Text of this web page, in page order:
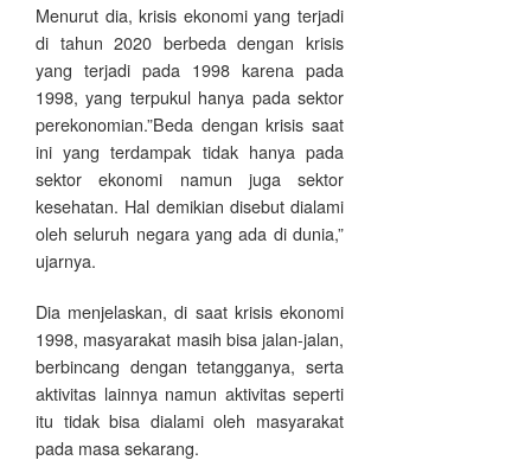
Menurut dia, krisis ekonomi yang terjadi
di tahun 2020 berbeda dengan krisis
yang terjadi pada 1998 karena pada
1998, yang terpukul hanya pada sektor
perekonomian.”Beda dengan krisis saat
ini yang terdampak tidak hanya pada
sektor ekonomi namun juga sektor
kesehatan. Hal demikian disebut dialami
oleh seluruh negara yang ada di dunia,”
ujarnya.
Dia menjelaskan, di saat krisis ekonomi
1998, masyarakat masih bisa jalan-jalan,
berbincang dengan tetangganya, serta
aktivitas lainnya namun aktivitas seperti
itu tidak bisa dialami oleh masyarakat
pada masa sekarang.